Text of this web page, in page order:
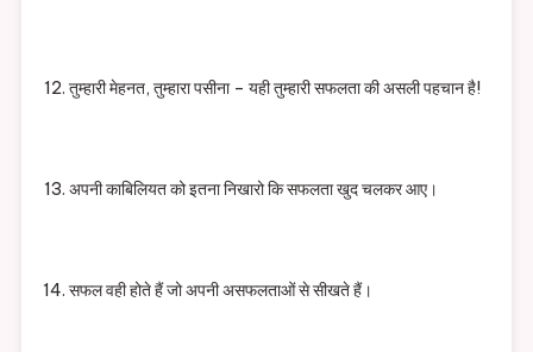
तुम्हारी मेहनत, तुम्हारा पसीना – यही तुम्हारी सफलता की असली पहचान है!
अपनी काबिलियत को इतना निखारो कि सफलता खुद चलकर आए।
सफल वही होते हैं जो अपनी असफलताओं से सीखते हैं।